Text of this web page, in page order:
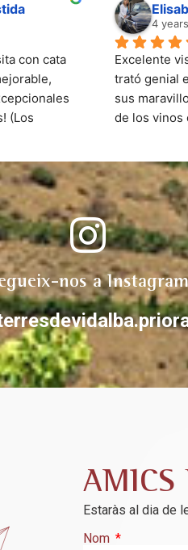
con cata
(Los
4
Excelente
trató genial
sus
de los vinos
proyecto.
tras la ruta
cariño los
Volveremos
nos a Instagram
AMICS
Estaràs al dia de
Nom